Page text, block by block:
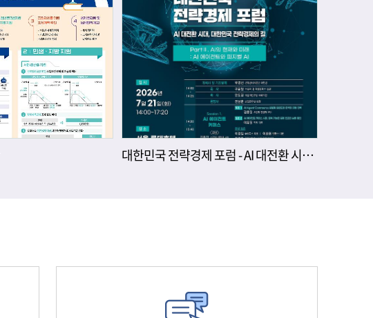
대한민국 전략경제 포럼 - AI 대전환 시대, 대한민국 전략경제의 길